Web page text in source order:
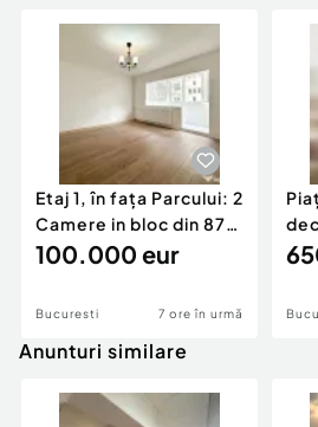
Etaj 1, în fața Parcului: 2
Camere in bloc din 87
reabi...
100.000 eur
Bucuresti 7 ore în urmă
Anunturi similare